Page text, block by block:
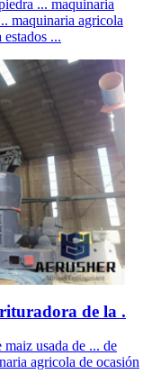
... maquinaria
maquinaria agricola
...
de la .
usada de ... de
agricola de ocasión